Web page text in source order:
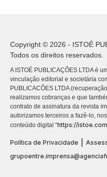
Copyright © 2026 - ISTOÉ
Todos os direitos reservados.
A ISTOÉ PUBLICAÇÕES LTDA é
vinculação editorial e societária
PUBLICACÕES LTDA
realizamos cobranças e que
contrato de assinatura da revista
autorizamos terceiros a fazê-lo,
conteúdo digital “https://
Política de Privacidade